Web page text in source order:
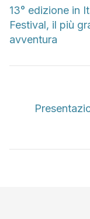
13° edizione in
Festival, il più
avventura